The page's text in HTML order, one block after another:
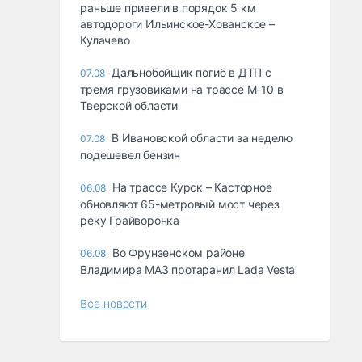
раньше привели в порядок 5 км
автодороги Ильинское-Хованское –
Кулачево
07.08 Дальнобойщик погиб в ДТП с
тремя грузовиками на трассе М-10 в
Тверской области
07.08 В Ивановской области за неделю
подешевел бензин
06.08 На трассе Курск – Касторное
обновляют 65-метровый мост через
реку Грайворонка
06.08 Во Фрунзенском районе
Владимира МАЗ протаранил Lada Vesta
Все новости